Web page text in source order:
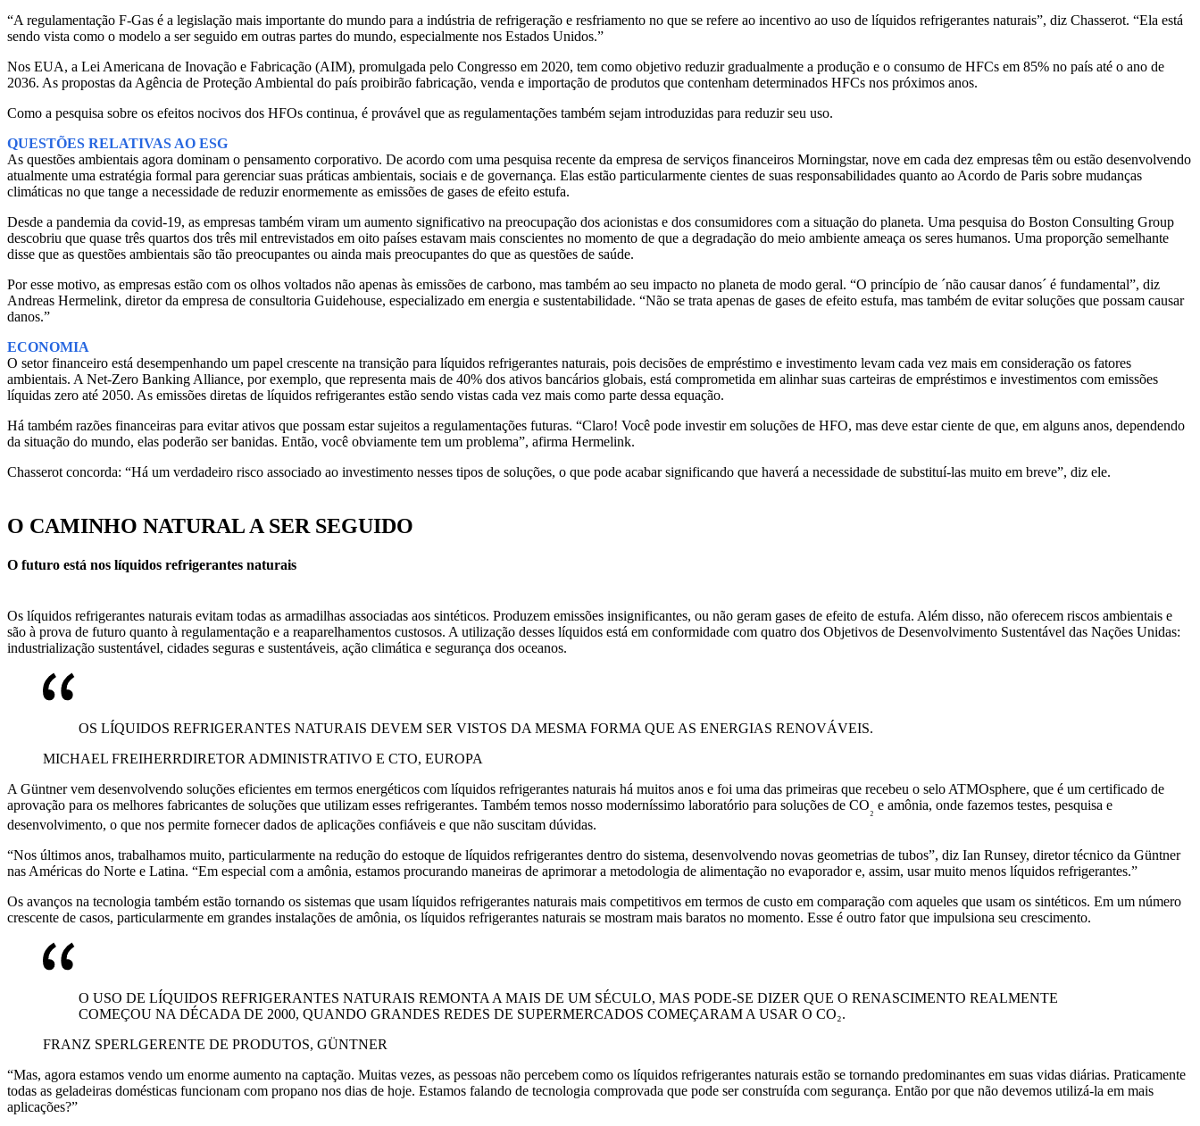
“A regulamentação F-Gas é a legislação mais importante do mundo para a indústria de refrigeração e resfriamento no que se refere ao incentivo ao uso de líquidos refrigerantes naturais”, diz Chasserot. “Ela está
sendo vista como o modelo a ser seguido em outras partes do mundo, especialmente nos Estados Unidos.”
Nos EUA, a Lei Americana de Inovação e Fabricação (AIM), promulgada pelo Congresso em 2020, tem como objetivo reduzir gradualmente a produção e o consumo de HFCs em 85% no país até o ano de
2036. As propostas da Agência de Proteção Ambiental do país proibirão fabricação, venda e importação de produtos que contenham determinados HFCs nos próximos anos.
Como a pesquisa sobre os efeitos nocivos dos HFOs continua, é provável que as regulamentações também sejam introduzidas para reduzir seu uso.
QUESTÕES RELATIVAS AO ESG
As questões ambientais agora dominam o pensamento corporativo. De acordo com uma pesquisa recente da empresa de serviços financeiros Morningstar, nove em cada dez empresas têm ou estão desenvolvendo
atualmente uma estratégia formal para gerenciar suas práticas ambientais, sociais e de governança. Elas estão particularmente cientes de suas responsabilidades quanto ao Acordo de Paris sobre mudanças
climáticas no que tange a necessidade de reduzir enormemente as emissões de gases de efeito estufa.
Desde a pandemia da covid-19, as empresas também viram um aumento significativo na preocupação dos acionistas e dos consumidores com a situação do planeta. Uma pesquisa do Boston Consulting Group
descobriu que quase três quartos dos três mil entrevistados em oito países estavam mais conscientes no momento de que a degradação do meio ambiente ameaça os seres humanos. Uma proporção semelhante
disse que as questões ambientais são tão preocupantes ou ainda mais preocupantes do que as questões de saúde.
Por esse motivo, as empresas estão com os olhos voltados não apenas às emissões de carbono, mas também ao seu impacto no planeta de modo geral. “O princípio de ´não causar danos´ é fundamental”, diz
Andreas Hermelink, diretor da empresa de consultoria Guidehouse, especializado em energia e sustentabilidade. “Não se trata apenas de gases de efeito estufa, mas também de evitar soluções que possam causar
danos.”
ECONOMIA
O setor financeiro está desempenhando um papel crescente na transição para líquidos refrigerantes naturais, pois decisões de empréstimo e investimento levam cada vez mais em consideração os fatores
ambientais. A Net-Zero Banking Alliance, por exemplo, que representa mais de 40% dos ativos bancários globais, está comprometida em alinhar suas carteiras de empréstimos e investimentos com emissões
líquidas zero até 2050. As emissões diretas de líquidos refrigerantes estão sendo vistas cada vez mais como parte dessa equação.
Há também razões financeiras para evitar ativos que possam estar sujeitos a regulamentações futuras. “Claro! Você pode investir em soluções de HFO, mas deve estar ciente de que, em alguns anos, dependendo
da situação do mundo, elas poderão ser banidas. Então, você obviamente tem um problema”, afirma Hermelink.
Chasserot concorda: “Há um verdadeiro risco associado ao investimento nesses tipos de soluções, o que pode acabar significando que haverá a necessidade de substituí-las muito em breve”, diz ele.
O CAMINHO NATURAL A SER SEGUIDO
O futuro está nos líquidos refrigerantes naturais
Os líquidos refrigerantes naturais evitam todas as armadilhas associadas aos sintéticos. Produzem emissões insignificantes, ou não geram gases de efeito de estufa. Além disso, não oferecem riscos ambientais e
são à prova de futuro quanto à regulamentação e a reaparelhamentos custosos. A utilização desses líquidos está em conformidade com quatro dos Objetivos de Desenvolvimento Sustentável das Nações Unidas:
industrialização sustentável, cidades seguras e sustentáveis, ação climática e segurança dos oceanos.
OS LÍQUIDOS REFRIGERANTES NATURAIS DEVEM SER VISTOS DA MESMA FORMA QUE AS ENERGIAS RENOVÁVEIS.
MICHAEL FREIHERRDIRETOR ADMINISTRATIVO E CTO, EUROPA
A Güntner vem desenvolvendo soluções eficientes em termos energéticos com líquidos refrigerantes naturais há muitos anos e foi uma das primeiras que recebeu o selo ATMOsphere, que é um certificado de
aprovação para os melhores fabricantes de soluções que utilizam esses refrigerantes. Também temos nosso moderníssimo laboratório para soluções de CO₂ e amônia, onde fazemos testes, pesquisa e
desenvolvimento, o que nos permite fornecer dados de aplicações confiáveis e que não suscitam dúvidas.
“Nos últimos anos, trabalhamos muito, particularmente na redução do estoque de líquidos refrigerantes dentro do sistema, desenvolvendo novas geometrias de tubos”, diz Ian Runsey, diretor técnico da Güntner
nas Américas do Norte e Latina. “Em especial com a amônia, estamos procurando maneiras de aprimorar a metodologia de alimentação no evaporador e, assim, usar muito menos líquidos refrigerantes.”
Os avanços na tecnologia também estão tornando os sistemas que usam líquidos refrigerantes naturais mais competitivos em termos de custo em comparação com aqueles que usam os sintéticos. Em um número
crescente de casos, particularmente em grandes instalações de amônia, os líquidos refrigerantes naturais se mostram mais baratos no momento. Esse é outro fator que impulsiona seu crescimento.
O USO DE LÍQUIDOS REFRIGERANTES NATURAIS REMONTA A MAIS DE UM SÉCULO, MAS PODE-SE DIZER QUE O RENASCIMENTO REALMENTE
COMEÇOU NA DÉCADA DE 2000, QUANDO GRANDES REDES DE SUPERMERCADOS COMEÇARAM A USAR O CO₂.
FRANZ SPERLGERENTE DE PRODUTOS, GÜNTNER
“Mas, agora estamos vendo um enorme aumento na captação. Muitas vezes, as pessoas não percebem como os líquidos refrigerantes naturais estão se tornando predominantes em suas vidas diárias. Praticamente
todas as geladeiras domésticas funcionam com propano nos dias de hoje. Estamos falando de tecnologia comprovada que pode ser construída com segurança. Então por que não devemos utilizá-la em mais
aplicações?”